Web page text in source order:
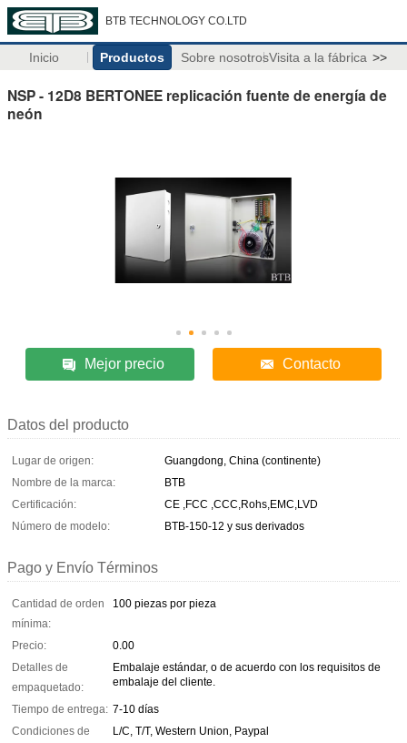
BTB TECHNOLOGY CO.LTD
Inicio Productos Sobre nosotrosVisita a la fábrica >>
NSP - 12D8 BERTONEE replicación fuente de energía de
neón
Mejor precio Contacto
Datos del producto
Lugar de origen:
Guangdong, China (continente)
Nombre de la marca:
BTB
Certificación:
CE ,FCC ,CCC,Rohs,EMC,LVD
Número de modelo:
BTB-150-12 y sus derivados
Pago y Envío Términos
Cantidad de orden
mínima:
100 piezas por pieza
Precio:
0.00
Detalles de
empaquetado:
Embalaje estándar, o de acuerdo con los requisitos de
embalaje del cliente.
Tiempo de entrega: 7-10 días
Condiciones de
L/C, T/T, Western Union, Paypal